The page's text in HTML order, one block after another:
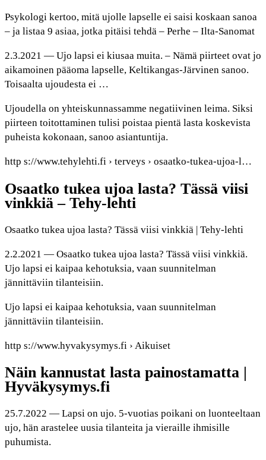
Psykologi kertoo, mitä ujolle lapselle ei saisi koskaan sanoa
– ja listaa 9 asiaa, jotka pitäisi tehdä – Perhe – Ilta-Sanomat
2.3.2021 — Ujo lapsi ei kiusaa muita. – Nämä piirteet ovat jo
aikamoinen pääoma lapselle, Keltikangas-Järvinen sanoo.
Toisaalta ujoudesta ei …
Ujoudella on yhteiskunnassamme negatiivinen leima. Siksi
piirteen toitottaminen tulisi poistaa pientä lasta koskevista
puheista kokonaan, sanoo asiantuntija.
http s://www.tehylehti.fi › terveys › osaatko-tukea-ujoa-l…
Osaatko tukea ujoa lasta? Tässä viisi
vinkkiä – Tehy-lehti
Osaatko tukea ujoa lasta? Tässä viisi vinkkiä | Tehy-lehti
2.2.2021 — Osaatko tukea ujoa lasta? Tässä viisi vinkkiä.
Ujo lapsi ei kaipaa kehotuksia, vaan suunnitelman
jännittäviin tilanteisiin.
Ujo lapsi ei kaipaa kehotuksia, vaan suunnitelman
jännittäviin tilanteisiin.
http s://www.hyvakysymys.fi › Aikuiset
Näin kannustat lasta painostamatta |
Hyväkysymys.fi
25.7.2022 — Lapsi on ujo. 5-vuotias poikani on luonteeltaan
ujo, hän arastelee uusia tilanteita ja vieraille ihmisille
puhumista.